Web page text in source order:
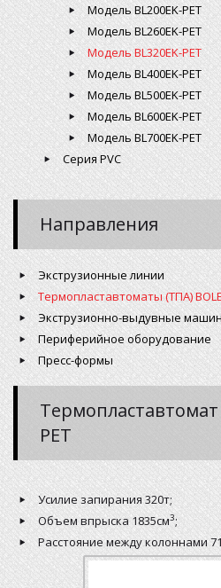
Модель BL200EK-PET
Модель BL260EK-PET
Модель BL320EK-PET
Модель BL400EK-PET
Модель BL500EK-PET
Модель BL600EK-PET
Модель BL700EK-PET
Серия PVC
Направления
Экструзионные линии
Термопластавтоматы (ТПА) BOLE
Экструзионно-выдувные
Периферийное оборудование
Пресс-формы
Термопластавтомат
PET
Усилие запирания 320т;
Объем впрыска 1835см3;
Расстояние между колоннами